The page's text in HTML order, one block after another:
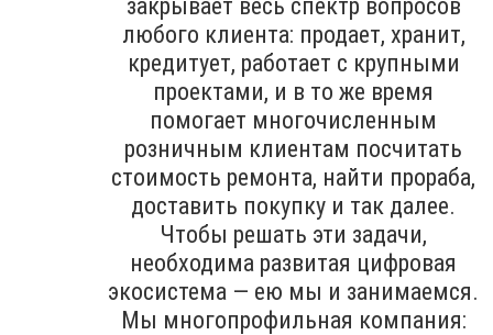
закрывает весь спектр вопросов
любого клиента: продает, хранит,
кредитует, работает с крупными
проектами, и в то же время
помогает многочисленным
розничным клиентам посчитать
стоимость ремонта, найти прораба,
доставить покупку и так далее.
Чтобы решать эти задачи,
необходима развитая цифровая
экосистема — ею мы и занимаемся.
Мы многопрофильная компания: